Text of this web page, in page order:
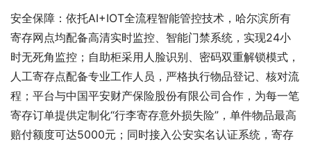
安全保障：依托AI+IOT全流程智能管控技术，哈尔滨所有
寄存网点均配备高清实时监控、智能门禁系统，实现24小
时无死角监控；自助柜采用人脸识别、密码双重解锁模式，
人工寄存点配备专业工作人员，严格执行物品登记、核对流
程；平台与中国平安财产保险股份有限公司合作，为每一笔
寄存订单提供定制化“行李寄存意外损失险”，单件物品最高
赔付额度可达5000元；同时接入公安实名认证系统，寄存